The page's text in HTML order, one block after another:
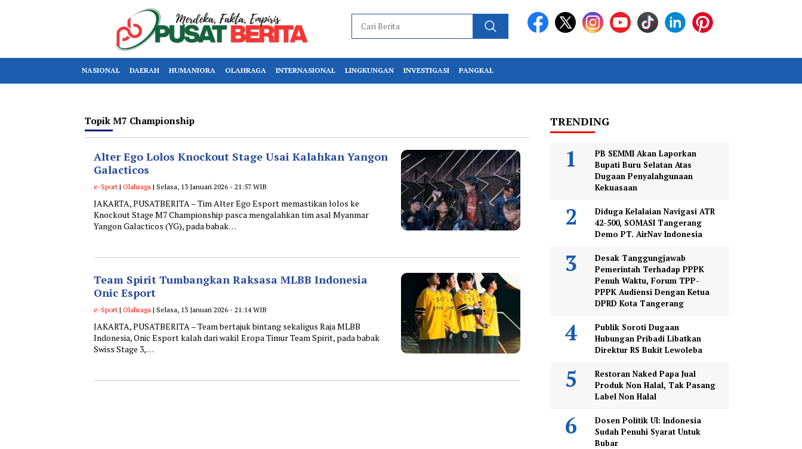
NASIONAL DAERAH HUMANIORA OLAHRAGA INTERNASIONAL LINGKUNGAN INVESTIGASI PANGKAL
Topik M7 Championship
Alter Ego Lolos Knockout Stage Usai Kalahkan Yangon
Galacticos
e-Sport | Olahraga | Selasa, 13 Januari 2026 - 21:57 WIB
JAKARTA, PUSATBERITA – Tim Alter Ego Esport memastikan lolos ke
Knockout Stage M7 Championship pasca mengalahkan tim asal Myanmar
Yangon Galacticos (YG), pada babak…
Team Spirit Tumbangkan Raksasa MLBB Indonesia
Onic Esport
e-Sport | Olahraga | Selasa, 13 Januari 2026 - 21:14 WIB
JAKARTA, PUSATBERITA – Team bertajuk bintang sekaligus Raja MLBB
Indonesia, Onic Esport kalah dari wakil Eropa Timur Team Spirit, pada babak
Swiss Stage 3,…
TRENDING
PB SEMMI Akan Laporkan
Bupati Buru Selatan Atas
Dugaan Penyalahgunaan
Kekuasaan
Diduga Kelalaian Navigasi ATR
42-500, SOMASI Tangerang
Demo PT. AirNav Indonesia
Desak Tanggungjawab
Pemerintah Terhadap PPPK
Penuh Waktu, Forum TPP-
PPPK Audiensi Dengan Ketua
DPRD Kota Tangerang
Publik Soroti Dugaan
Hubungan Pribadi Libatkan
Direktur RS Bukit Lewoleba
Restoran Naked Papa Jual
Produk Non Halal, Tak Pasang
Label Non Halal
Dosen Politik UI: Indonesia
Sudah Penuhi Syarat Untuk
Bubar